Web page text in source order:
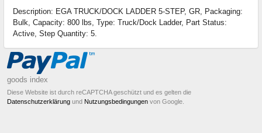
Description: EGA TRUCK/DOCK LADDER 5-STEP, GR, Packaging:
Bulk, Capacity: 800 lbs, Type: Truck/Dock Ladder, Part Status:
Active, Step Quantity: 5.
goods index
Diese Website ist durch reCAPTCHA geschützt und es gelten die
Datenschutzerklärung und Nutzungsbedingungen von Google.